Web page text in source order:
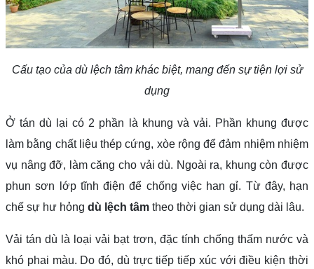
Cấu tạo của dù lệch tâm khác biệt, mang đến sự tiện lợi sử
dụng
Ở tán dù lại có 2 phần là khung và vải. Phần khung được
làm bằng chất liệu thép cứng, xòe rộng để đảm nhiệm nhiệm
vụ nâng đỡ, làm căng cho vải dù. Ngoài ra, khung còn được
phun sơn lớp tĩnh điện để chống việc han gỉ. Từ đây, hạn
chế sự hư hỏng dù lệch tâm theo thời gian sử dụng dài lâu.
Vải tán dù là loại vải bạt trơn, đặc tính chống thấm nước và
khó phai màu. Do đó, dù trực tiếp tiếp xúc với điều kiện thời